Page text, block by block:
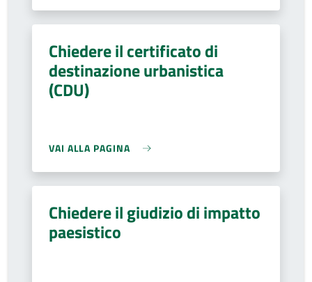
Chiedere il certificato di
destinazione urbanistica
(CDU)
VAI ALLA PAGINA
Chiedere il giudizio di impatto
paesistico